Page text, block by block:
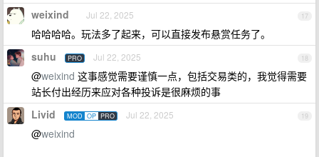
17
weixind Jul 22, 2025
哈哈哈哈。玩法多了起来，可以直接发布悬赏任务了。
18
suhu PRO Jul 22, 2025
@weixind 这事感觉需要谨慎一点，包括交易类的，我觉得需要
站长付出经历来应对各种投诉是很麻烦的事
19
Livid MOD OP PRO Jul 22, 2025
@weixind